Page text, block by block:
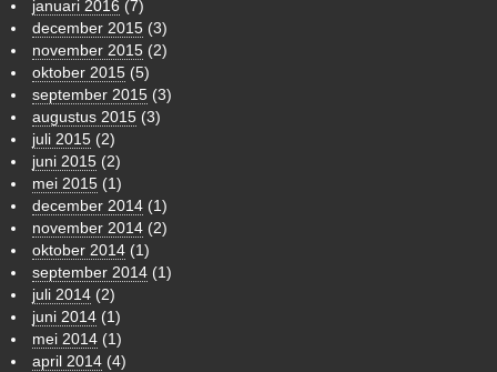
januari 2016 (7)
december 2015 (3)
november 2015 (2)
oktober 2015 (5)
september 2015 (3)
augustus 2015 (3)
juli 2015 (2)
juni 2015 (2)
mei 2015 (1)
december 2014 (1)
november 2014 (2)
oktober 2014 (1)
september 2014 (1)
juli 2014 (2)
juni 2014 (1)
mei 2014 (1)
april 2014 (4)